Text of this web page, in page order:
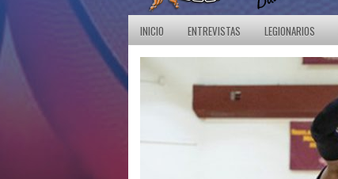
INICIO ENTREVISTAS LEGIONARIOS